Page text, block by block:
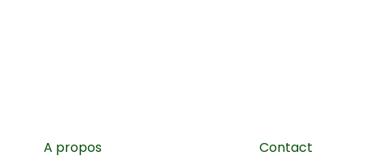
A propos Contact